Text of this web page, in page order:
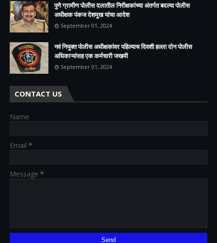
पुणे ग्रामीण पोलीस दलातील निरीक्षकांच्या अंतर्गत बदल्या पोलीस
अधीक्षक पंकज देशमुख यांचा आदेश
September 01, 2024
नवं नियुक्त पोलीस अधीक्षकांवर पहिल्याच दिवशी हल्ला दोन पोलीस
अधिकाऱ्यांसह एक कर्मचारी जखमी
September 01, 2024
CONTACT US
Name
Email *
Message *